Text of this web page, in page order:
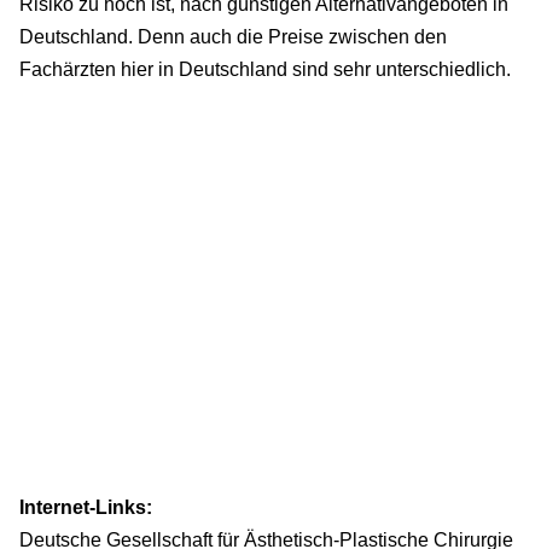
Risiko zu hoch ist, nach günstigen Alternativangeboten in
Deutschland. Denn auch die Preise zwischen den
Fachärzten hier in Deutschland sind sehr unterschiedlich.
Internet-Links:
Deutsche Gesellschaft für Ästhetisch-Plastische Chirurgie